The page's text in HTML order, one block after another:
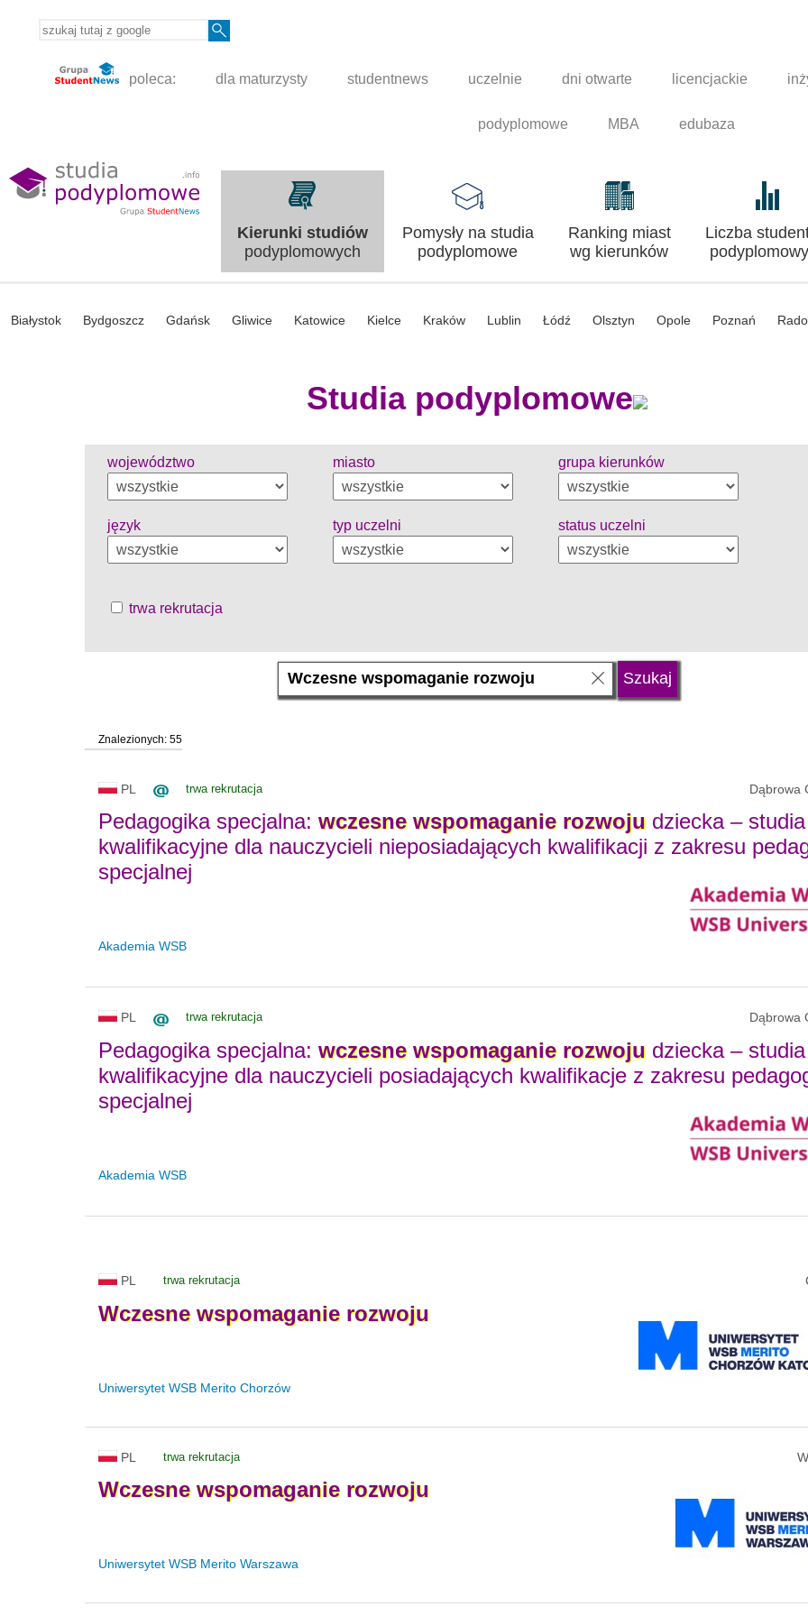
poleca: dla maturzysty studentnews uczelnie dni otwarte licencjackie
podyplomowe MBA edubaza
Kierunki studiów
podyplomowych
Pomysły na studia
podyplomowe
Ranking miast
wg kierunków
Liczba
Białystok Bydgoszcz Gdańsk Gliwice Katowice Kielce Kraków Lublin Łódź Olsztyn Opole Poznań
Studia podyplomowe
województwo miasto grupa kierunków
język typ uczelni status uczelni
trwa rekrutacja
Znalezionych: 55
PL trwa rekrutacja Dąbrowa
Pedagogika specjalna: wczesne wspomaganie rozwoju dziecka – studia
kwalifikacyjne dla nauczycieli nieposiadających kwalifikacji z zakresu
specjalnej
Akademia WSB
PL trwa rekrutacja Dąbrowa
Pedagogika specjalna: wczesne wspomaganie rozwoju dziecka – studia
kwalifikacyjne dla nauczycieli posiadających kwalifikacje z zakresu
specjalnej
Akademia WSB
PL trwa rekrutacja
Wczesne wspomaganie rozwoju
Uniwersytet WSB Merito Chorzów
PL trwa rekrutacja
Wczesne wspomaganie rozwoju
Uniwersytet WSB Merito Warszawa